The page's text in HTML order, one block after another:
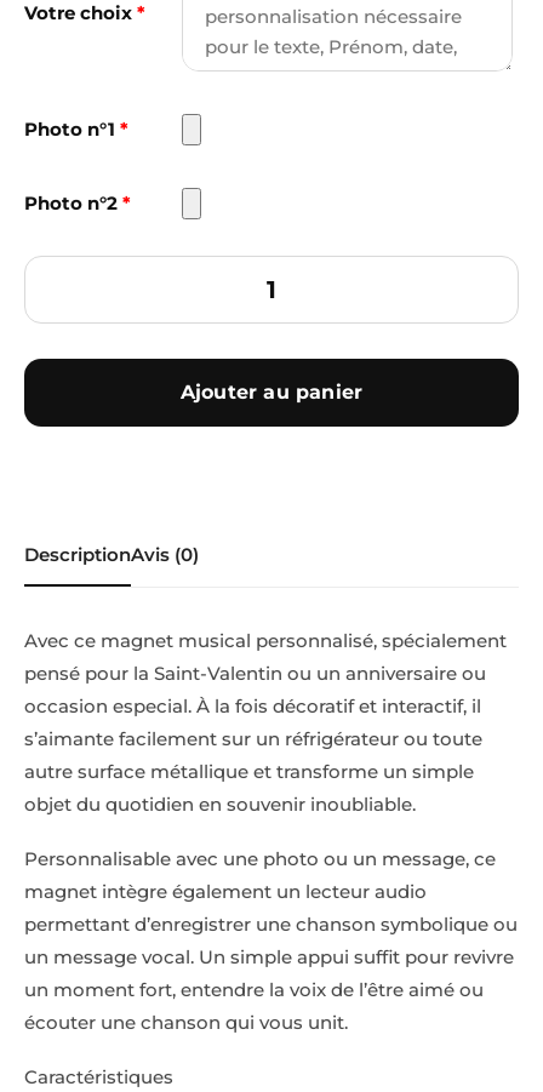
Votre choix *
Photo n°1 *
Photo n°2 *
Ajouter au panier
DescriptionAvis (0)
Avec ce magnet musical personnalisé, spécialement
pensé pour la Saint-Valentin ou un anniversaire ou
occasion especial. À la fois décoratif et interactif, il
s’aimante facilement sur un réfrigérateur ou toute
autre surface métallique et transforme un simple
objet du quotidien en souvenir inoubliable.
Personnalisable avec une photo ou un message, ce
magnet intègre également un lecteur audio
permettant d’enregistrer une chanson symbolique ou
un message vocal. Un simple appui suffit pour revivre
un moment fort, entendre la voix de l’être aimé ou
écouter une chanson qui vous unit.
Caractéristiques